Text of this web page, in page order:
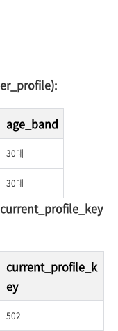
age_band
30대
30대
current_profile_k
ey
502